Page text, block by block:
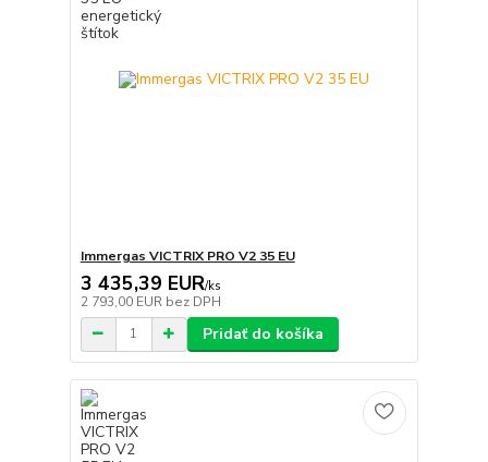
Immergas VICTRIX PRO V2 35 EU
3 435,39 EUR/ks
2 793,00 EUR bez DPH
Pridať do košíka